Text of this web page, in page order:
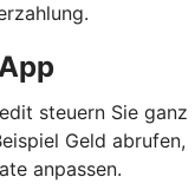
steuern Sie ganz
Geld abrufen,
anpassen.